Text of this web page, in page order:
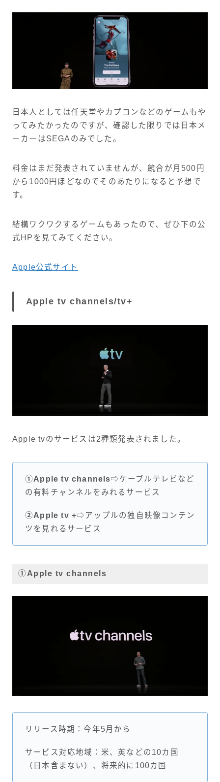
日本人としては任天堂やカプコンなどのゲームもや
ってみたかったのですが、確認した限りでは日本メ
ーカーはSEGAのみでした。
料金はまだ発表されていませんが、競合が月500円
から1000円ほどなのでそのあたりになると予想で
す。
結構ワクワクするゲームもあったので、ぜひ下の公
式HPを見てみてください。
Apple公式サイト
Apple tv c hannel s/tv+
Apple tvのサービスは2種類発表されました。
①Apple tv channels⇨ケーブルテレビなど
の有料チャンネルをみれるサービス
②Apple tv +⇨アップルの独自映像コンテン
ツを見れるサービス
①Apple tv channel s
リリース時期：今年5月から
サービス対応地域：米、英などの10カ国
（日本含まない）、将来的に100カ国